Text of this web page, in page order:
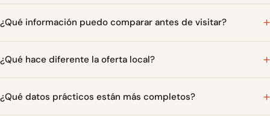
¿Qué información puedo comparar antes de visitar?
¿Qué hace diferente la oferta local?
¿Qué datos prácticos están más completos?